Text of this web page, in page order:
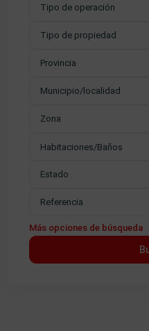
Tipo de operación
Tipo de propiedad
Provincia
Municipio/localidad
Zona
Habitaciones/Baños
Estado
Más opciones de búsqueda